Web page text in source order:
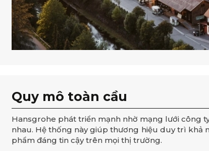
Quy mô toàn cầu
Hansgrohe phát triển mạnh nhờ mạng lưới công
nhau. Hệ thống này giúp thương hiệu duy trì khả
phẩm đáng tin cậy trên mọi thị trường.